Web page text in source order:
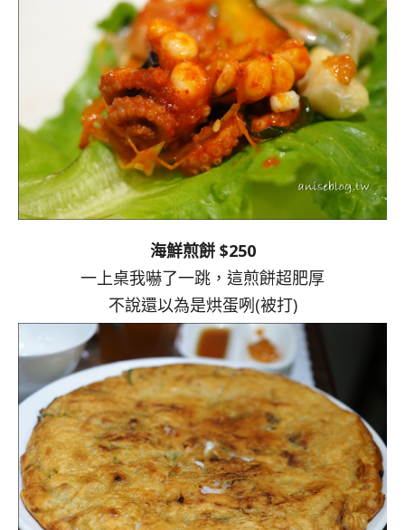
海鮮煎餅 $250
一上桌我嚇了一跳，這煎餅超肥厚
不說還以為是烘蛋咧(被打)